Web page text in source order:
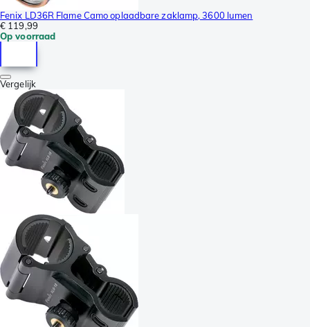
Fenix LD36R Flame Camo oplaadbare zaklamp, 3600 lumen
€ 119,99
Op voorraad
Vergelijk